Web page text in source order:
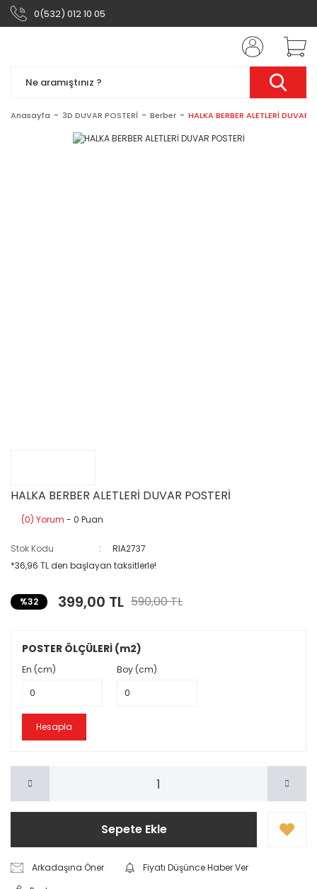
0(532) 012 10 05
Anasayfa 3D DUVAR POSTERİ Berber HALKA BERBER ALETLERİ DUVAR
HALKA BERBER ALETLERİ DUVAR POSTERİ
(0) Yorum - 0 Puan
Stok Kodu
RIA2737
*36,96 TL den başlayan taksitlerle!
%32 399,00 TL 590,00 TL
POSTER ÖLÇÜLERİ (m2)
En (cm) Boy (cm)
Hesapla
Sepete Ekle
Arkadaşına Öner
Fiyatı Düşünce Haber Ver